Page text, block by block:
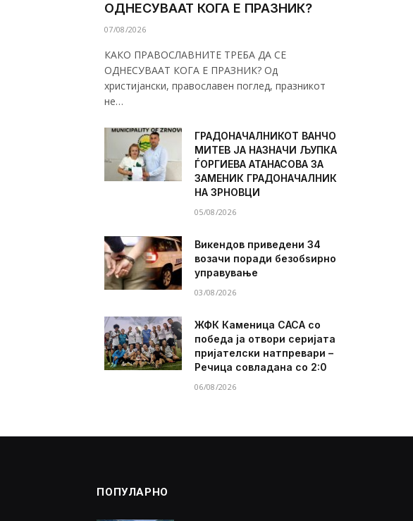
ОДНЕСУВААТ КОГА Е ПРАЗНИК?
07/08/2026
КАКО ПРАВОСЛАВНИТЕ ТРЕБА ДА СЕ
ОДНЕСУВААТ КОГА Е ПРАЗНИК? Од
христијански, православен поглед, празникот
не…
ГРАДОНАЧАЛНИКОТ ВАНЧО
МИТЕВ ЈА НАЗНАЧИ ЉУПКА
ЃОРГИЕВА АТАНАСОВА ЗА
ЗАМЕНИК ГРАДОНАЧАЛНИК
НА ЗРНОВЦИ
05/08/2026
Викендов приведени 34
возачи поради безобѕирно
управување
03/08/2026
ЖФК Каменица САСА со
победа ја отвори серијата
пријателски натпревари –
Речица совладана со 2:0
06/08/2026
ПОПУЛАРНО